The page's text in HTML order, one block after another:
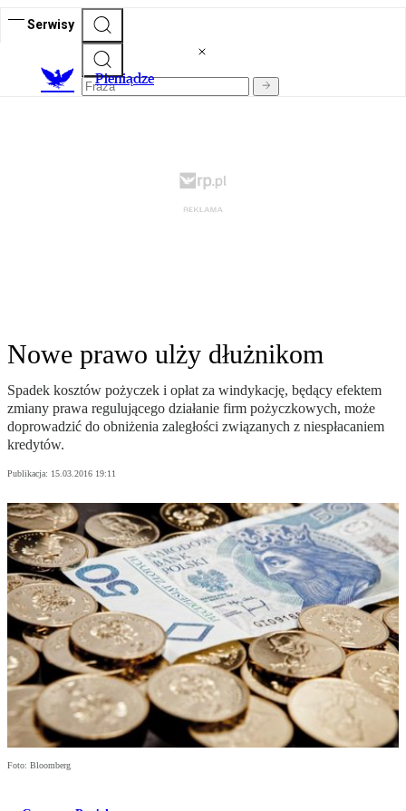
Serwisy
Pieniądze
Nowe prawo ulży dłużnikom
Spadek kosztów pożyczek i opłat za windykację, będący efektem
zmiany prawa regulującego działanie firm pożyczkowych, może
doprowadzić do obniżenia zaległości związanych z niespłacaniem
kredytów.
Publikacja: 15.03.2016 19:11
Foto: Bloomberg